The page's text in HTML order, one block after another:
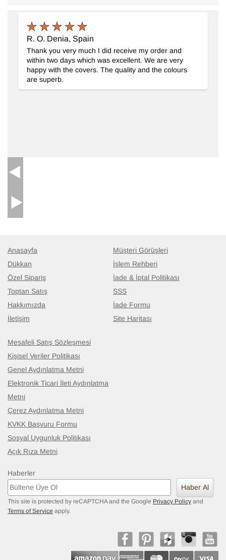
Yeni El Dokuma Uşak Halısı
303 cm x 425 cm
214.012TL
R. O. Denia, Spain
Thank you very much I did receive my order and
within two days which was excellent. We are very
happy with the covers. The quality and the colours
are superb.
Anasayfa
Dükkan
Özel Sipariş
Toptan Satış
Hakkımızda
İletişim
Müşteri Görüşleri
İşlem Rehberi
İade & İptal Politikası
SSS
İade Formu
Site Haritası
Mesafeli Satış Sözleşmesi
Kişisel Veriler Politikası
Genel Aydınlatma Metni
Elektronik Ticari İleti Aydınlatma
Metni
Çerez Aydınlatma Metni
KVKK Başvuru Formu
Sosyal Uygunluk Politikası
Açık Rıza Metni
Haberler
Haber Al
This site is protected by reCAPTCHA and the Google Privacy Policy and
Terms of Service apply.